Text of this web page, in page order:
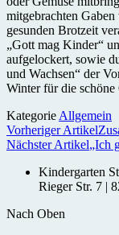
mitgebrachten
gesunden Brotzeit
„Gott mag Kinder“
aufgelockert, sowie
und Wachsen“ der
Winter für die schöne
Kategorie Allgemein
Vorheriger Artikel
Nächster Artikel„Ich
Kindergarten
Rieger Str. 7 |
Nach Oben